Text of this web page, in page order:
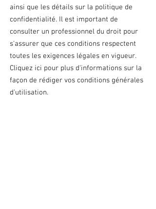
ainsi que les détails sur la politique de
confidentialité. Il est important de
consulter un professionnel du droit pour
s'assurer que ces conditions respectent
toutes les exigences légales en vigueur.
Cliquez ici pour plus d'informations sur la
façon de rédiger vos conditions générales
d'utilisation.